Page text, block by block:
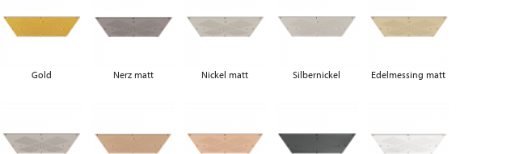
Gold Nerz matt Nickel matt Silbernickel Edelmessing matt